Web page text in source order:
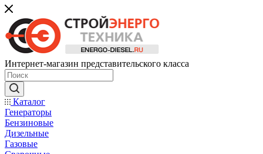
Интернет-магазин представительского класса
Каталог
Генераторы
Бензиновые
Дизельные
Газовые